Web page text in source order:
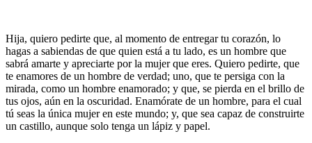
Hija, quiero pedirte que, al momento de entregar tu corazón, lo
hagas a sabiendas de que quien está a tu lado, es un hombre que
sabrá amarte y apreciarte por la mujer que eres. Quiero pedirte, que
te enamores de un hombre de verdad; uno, que te persiga con la
mirada, como un hombre enamorado; y que, se pierda en el brillo de
tus ojos, aún en la oscuridad. Enamórate de un hombre, para el cual
tú seas la única mujer en este mundo; y, que sea capaz de construirte
un castillo, aunque solo tenga un lápiz y papel.